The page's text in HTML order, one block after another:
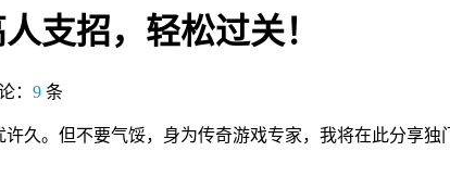
支招，轻松过关！
： 9 条
久。但不要气馁，身为传奇游戏专家，我将在此分享独